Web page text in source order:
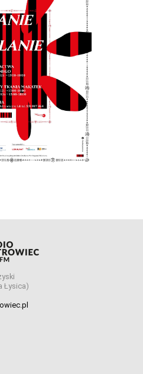
Łysica)